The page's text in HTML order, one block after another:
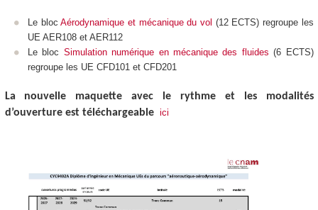
Le blocAérodynamique et mécanique du vol (12 ECTS) regroupe les
UE AER108 et AER112
Le bloc Simulation numérique en mécanique des fluides (6 ECTS)
regroupe les UE CFD101 et CFD201
La nouvelle maquette avec le rythme et les modalités
d’ouverture est téléchargeable ici